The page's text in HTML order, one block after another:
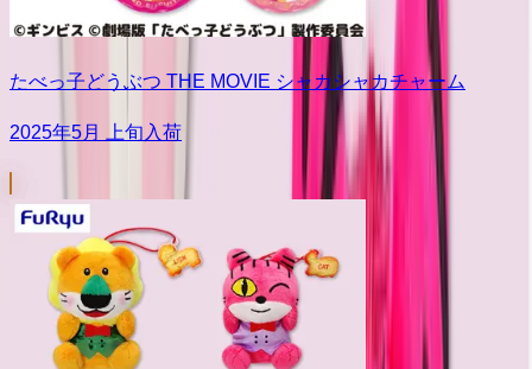
たべっ子どうぶつ THE MOVIE シャカシャカチャーム
2025年5月 上旬入荷